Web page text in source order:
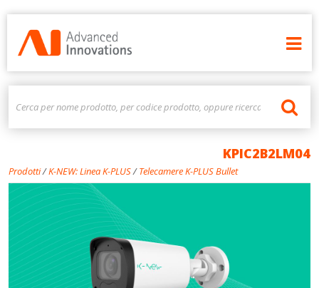
Prodotti/K-NEW: Linea K-PLUS/Telecamere K-PLUS Bullet
KPIC2B2LM04